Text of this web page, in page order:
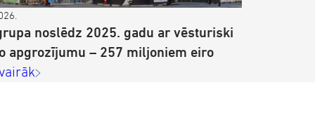
noslēdz 2025. gadu ar vēsturiski
apgrozījumu – 257 miljoniem eiro